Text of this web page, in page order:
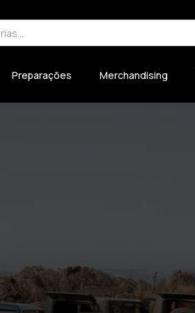
Preparações Merchandising